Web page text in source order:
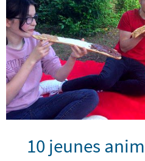
10 jeunes